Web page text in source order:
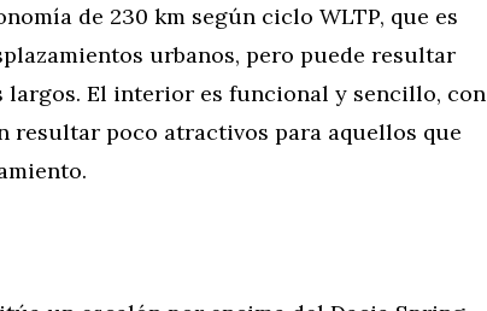
de 230 km según ciclo WLTP, que es
urbanos, pero puede resultar
El interior es funcional y sencillo, con
resultar poco atractivos para aquellos que